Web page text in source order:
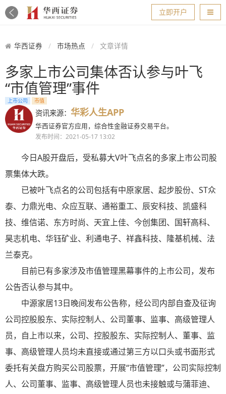
导航
立即开户
华西证券 市场热点 文章详情
多家上市公司集体否认参与叶飞
“市值管理”事件
上市公司 市值
资讯来源： 华彩人生APP
华西证券官方应用，综合性金融证券交易平台。
发布时间：2021-05-17 13:02
今日A股开盘后，受私募大V叶飞点名的多家上市公司股
票集体大跌。
已被叶飞点名的公司包括有中原家居、起步股份、ST众
泰、力鼎光电、众应互联、通裕重工、辰安科技、凯盛科
技、维信诺、东方时尚、天宜上佳、今创集团、国轩高科、
昊志机电、华钰矿业、利通电子、祥鑫科技、隆基机械、法
兰泰克。
目前已有多家涉及市值管理黑幕事件的上市公司，发布
公告否认参与其中。
中源家居13日晚间发布公告称，经公司内部自查及征询
公司控股股东、实际控制人、公司董事、监事、高级管理人
员，自上市以来，公司、控股股东、实际控制人、董事、监
事、高级管理人员均未直接或通过第三方以口头或书面形式
委托有关盘方购买公司股票，开展“市值管理”，公司实际控制
人、公司董事、监事、高级管理人员也未接触或与蒲菲迪、